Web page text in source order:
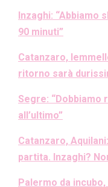
Inzaghi: “Abbiamo
90 minuti”
Catanzaro,
ritorno sarà
Segre:
all’ultimo”
Catanzaro,
partita. Inzaghi?
Palermo da